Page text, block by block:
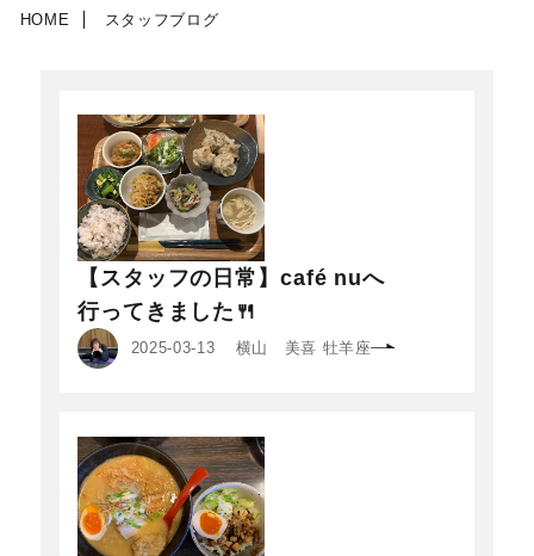
HOME スタッフブログ
【スタッフの日常】café nuへ
行ってきました🍴
2025-03-13 横山 美喜 牡羊座